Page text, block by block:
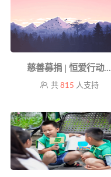
慈善募捐 | 恒爱行动...
共 815 人支持